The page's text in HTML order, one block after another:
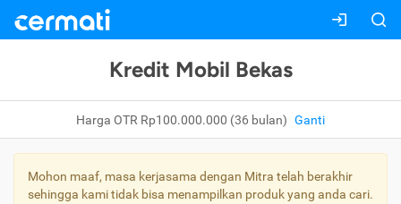
Kredit Mobil Bekas
Harga OTR Rp100.000.000 (36 bulan) Ganti
Mohon maaf, masa kerjasama dengan Mitra telah berakhir
sehingga kami tidak bisa menampilkan produk yang anda cari.